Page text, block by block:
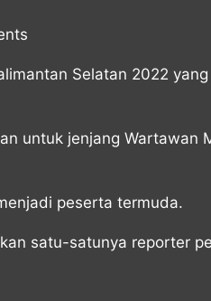
Selatan 2022
untuk jenjang Wartawan
peserta termuda.
satu-satunya reporter